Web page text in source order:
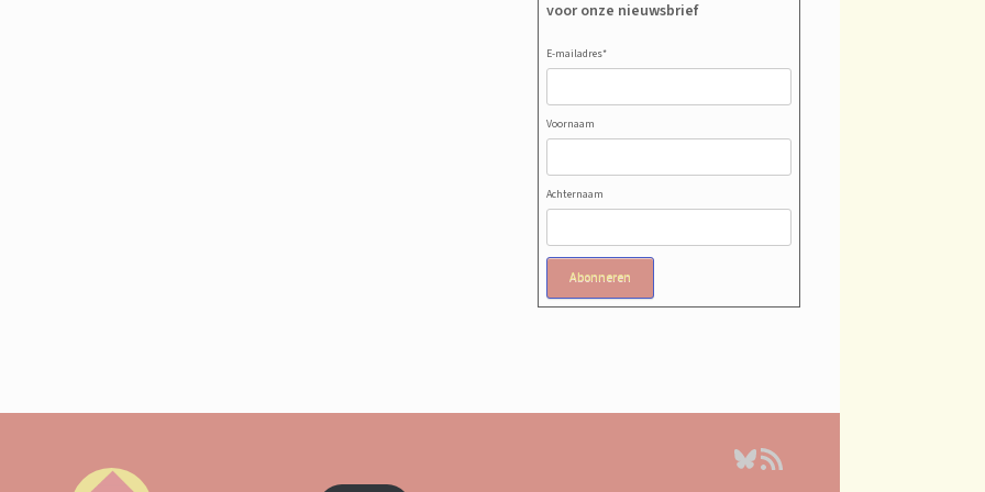
voor onze nieuwsbrief
E-mailadres*
Voornaam
Achternaam
Abonneren
Bluesky
RSS feed